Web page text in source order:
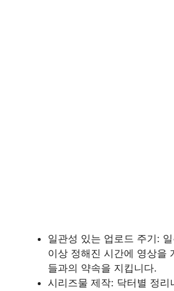
일관성 있는 업로드 주기:
이상 정해진 시간에 영상을
들과의 약속을 지킵니다.
시리즈물 제작: 닥터별 정리